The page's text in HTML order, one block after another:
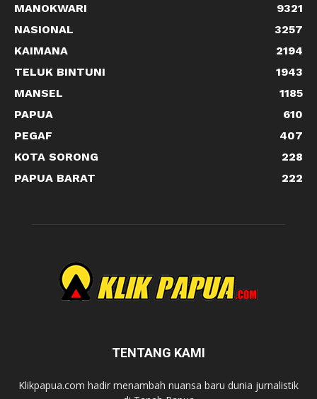
MANOKWARI
9321
NASIONAL
3257
KAIMANA
2194
TELUK BINTUNI
1943
MANSEL
1185
PAPUA
610
PEGAF
407
KOTA SORONG
228
PAPUA BARAT
222
TENTANG KAMI
Klikpapua.com hadir menambah nuansa baru dunia jurnalistik